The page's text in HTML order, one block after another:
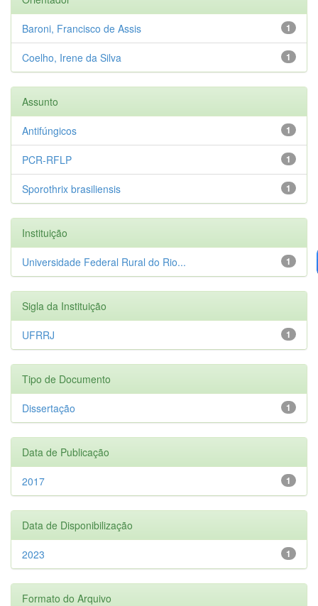
1
Baroni, Francisco de Assis
1
Coelho, Irene da Silva
Assunto
1
Antifúngicos
1
PCR-RFLP
1
Sporothrix brasiliensis
Instituição
1
Universidade Federal Rural do Rio...
Sigla da Instituição
1
UFRRJ
Tipo de Documento
1
Dissertação
Data de Publicação
1
2017
Data de Disponibilização
1
2023
Formato do Arquivo